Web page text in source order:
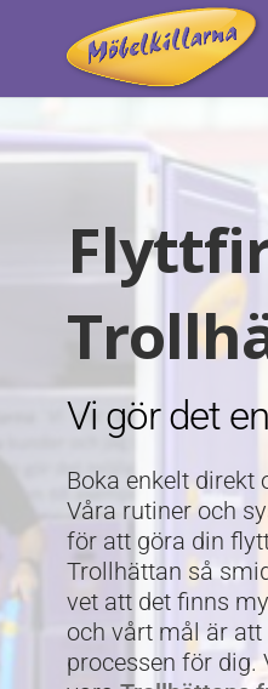
Vi gör det
Boka enkelt direkt
Våra rutiner och
för att göra din
Trollhättan så
vet att det finns
och vårt mål är
processen för dig.